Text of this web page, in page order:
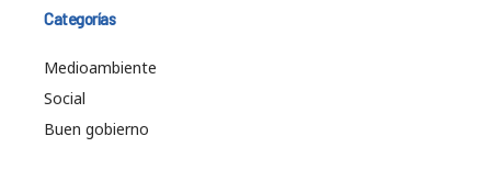
Categorías
Medioambiente
Social
Buen gobierno